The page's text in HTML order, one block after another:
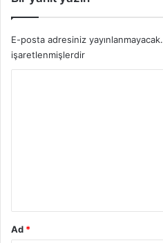
E-posta adresiniz yayınlanmayacak.
işaretlenmişlerdir
Ad *